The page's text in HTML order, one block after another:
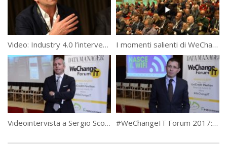
Il resoconto completo dell’evento a questo link
https://www.datamanager.it/category/wechangeit-forum/
Gli aggiornamenti sulle prossime edizioni qui
https://www.wechangeit.it/
Category:WeChangeIT Forum
Tags:#WECHANGEIT
Video: Industry 4.0 l’intervento di Marco Barra Caracciolo a #WeChangeIT Forum I momenti salienti di WeChangeIT Forum 2024
Videointervista a Sergio Scornavacca, Indra #WeChangeIT Forum 2017: il parere dei partecipanti